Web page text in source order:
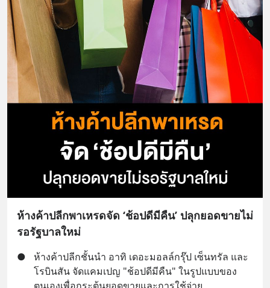
ห้างค้าปลีกพาเหรดจัด ‘ช้อปดีมีคืน’ ปลุกยอดขายไม่
รอรัฐบาลใหม่
●
ห้างค้าปลีกชั้นนำ อาทิ เดอะมอลล์กรุ๊ป เซ็นทรัล และ
โรบินสัน จัดแคมเปญ "ช้อปดีมีคืน" ในรูปแบบของ
ตนเองเพื่อกระตุ้นยอดขายและการใช้จ่าย